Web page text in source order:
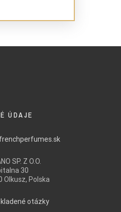
ÚDAJE
SP. Z O.O.
30
Olkusz, Polska
otázky